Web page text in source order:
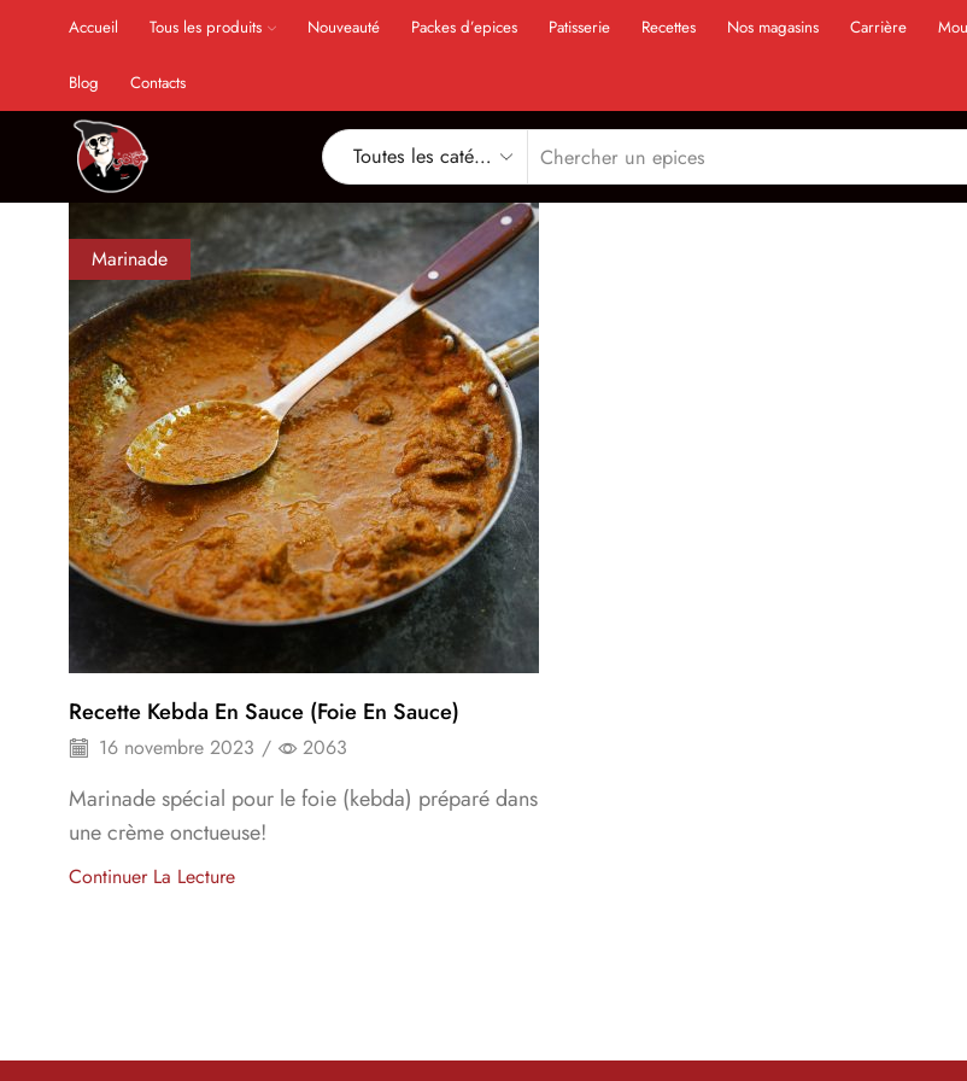
Accueil Tous les produits Nouveauté Packes d’epices Patisserie Recettes Nos magasins Carrière
Blog Contacts
Marinade
Recette Kebda En Sauce (foie En Sauce)
16 novembre 2023 / 2063
Marinade spécial pour le foie (kebda) préparé dans
une crème onctueuse!
Continuer La Lecture